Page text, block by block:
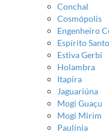
Conchal
Cosmópolis
Engenheiro
Espírito
Estiva Gerbi
Holambra
Itapira
Jaguariúna
Mogi Guaçu
Mogi Mirim
Paulínia